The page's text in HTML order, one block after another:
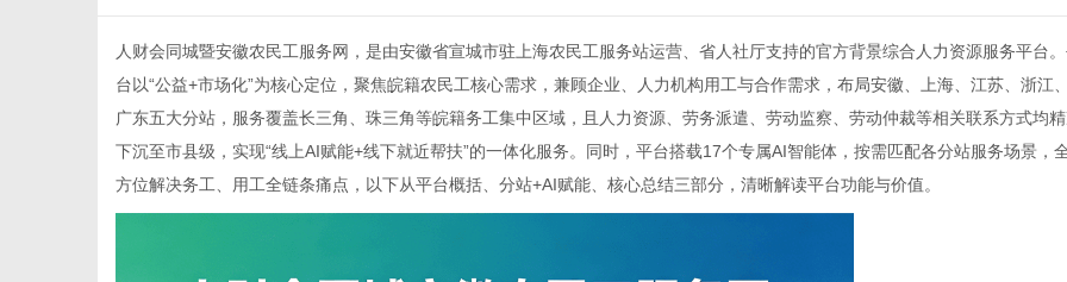
人财会同城暨安徽农民工服务网 ，是由安徽省宣城市驻上海农民工服务站运营、省人社厅支持的官方背景综合人力资源服务平台
台以“公益+市场化”为核心定位，聚焦皖籍农民工核心需求，兼顾企业、人力机构用工与合作需求，布局安徽、上海、江苏、浙江
广东五大分站，服务覆盖长三角、珠三角等皖籍务工集中区域，且人力资源、劳务派遣、劳动监察、劳动仲裁等相关联系方式均
下沉至市县级，实现“线上AI赋能+线下就近帮扶”的一体化服务。同时，平台搭载17个专属AI智能体，按需匹配各分站服务场景，
方位解决务工、用工全链条痛点，以下从平台概括、分站+AI赋能、核心总结三部分，清晰解读平台功能与价值。